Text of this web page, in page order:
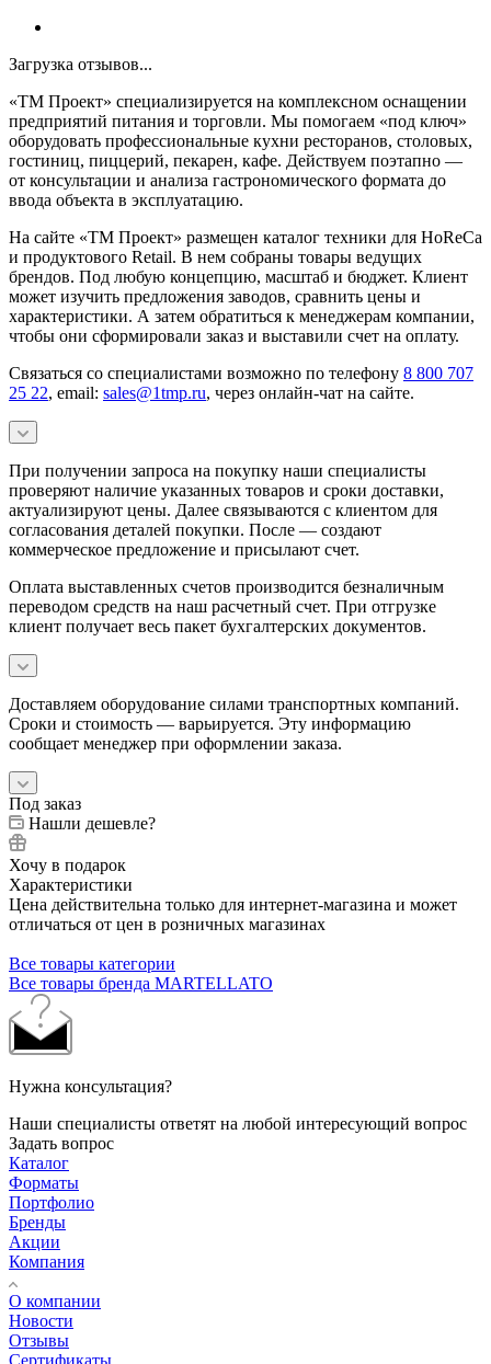
Загрузка отзывов...
«ТМ Проект» специализируется на комплексном оснащении
предприятий питания и торговли. Мы помогаем «под ключ»
оборудовать профессиональные кухни ресторанов, столовых,
гостиниц, пиццерий, пекарен, кафе. Действуем поэтапно —
от консультации и анализа гастрономического формата до
ввода объекта в эксплуатацию.
На сайте «ТМ Проект» размещен каталог техники для HoReCa
и продуктового Retail. В нем собраны товары ведущих
брендов. Под любую концепцию, масштаб и бюджет. Клиент
может изучить предложения заводов, сравнить цены и
характеристики. А затем обратиться к менеджерам компании,
чтобы они сформировали заказ и выставили счет на оплату.
Связаться со специалистами возможно по телефону 8 800 707
25 22, email: sales@1tmp.ru, через онлайн-чат на сайте.
При получении запроса на покупку наши специалисты
проверяют наличие указанных товаров и сроки доставки,
актуализируют цены. Далее связываются с клиентом для
согласования деталей покупки. После — создают
коммерческое предложение и присылают счет.
Оплата выставленных счетов производится безналичным
переводом средств на наш расчетный счет. При отгрузке
клиент получает весь пакет бухгалтерских документов.
Доставляем оборудование силами транспортных компаний.
Сроки и стоимость — варьируется. Эту информацию
сообщает менеджер при оформлении заказа.
Под заказ
Нашли дешевле?
Хочу в подарок
Характеристики
Цена действительна только для интернет-магазина и может
отличаться от цен в розничных магазинах
Все товары категории
Все товары бренда MARTELLATO
Нужна консультация?
Наши специалисты ответят на любой интересующий вопрос
Задать вопрос
Каталог
Форматы
Портфолио
Бренды
Акции
Компания
О компании
Новости
Отзывы
Сертификаты